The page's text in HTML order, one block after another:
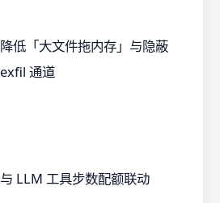
降低「大文件拖内存」与隐蔽
exfil 通道
与 LLM 工具步数配额联动